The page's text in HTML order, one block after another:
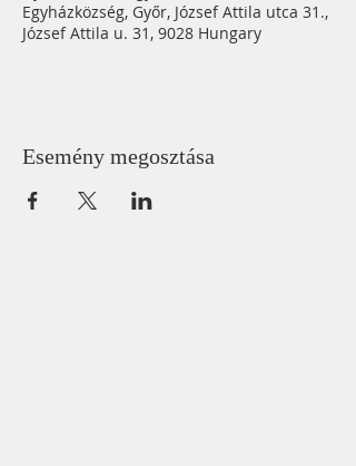
Egyházközség, Győr, József Attila utca 31.,
József Attila u. 31, 9028 Hungary
Esemény megosztása